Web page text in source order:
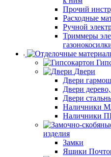
Прочий
Расходные
Ручной
Триммеры
Двери
Двери
Двери
Двери
Наличники
Наличники
изделия
Замки
Ящики